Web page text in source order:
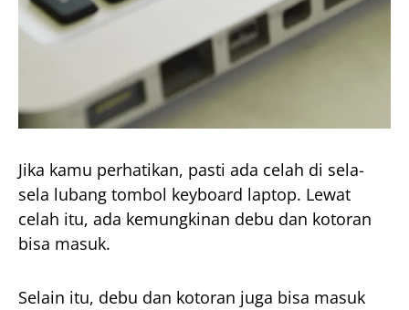
Jika kamu perhatikan, pasti ada celah di sela-
sela lubang tombol keyboard laptop. Lewat
celah itu, ada kemungkinan debu dan kotoran
bisa masuk.
Selain itu, debu dan kotoran juga bisa masuk